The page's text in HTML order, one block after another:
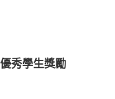
秀學生獎勵